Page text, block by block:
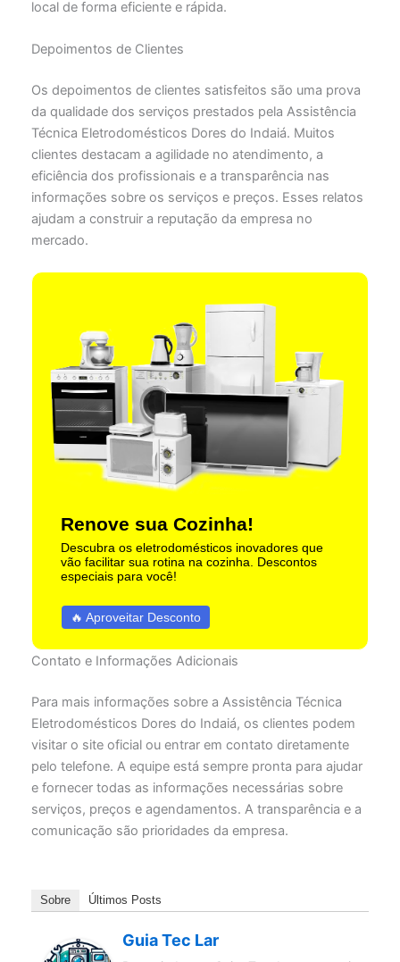
local de forma eficiente e rápida.
Depoimentos de Clientes
Os depoimentos de clientes satisfeitos são uma prova
da qualidade dos serviços prestados pela Assistência
Técnica Eletrodomésticos Dores do Indaiá. Muitos
clientes destacam a agilidade no atendimento, a
eficiência dos profissionais e a transparência nas
informações sobre os serviços e preços. Esses relatos
ajudam a construir a reputação da empresa no
mercado.
Renove sua Cozinha!
Descubra os eletrodomésticos inovadores que
vão facilitar sua rotina na cozinha. Descontos
especiais para você!
🔥 Aproveitar Desconto
Contato e Informações Adicionais
Para mais informações sobre a Assistência Técnica
Eletrodomésticos Dores do Indaiá, os clientes podem
visitar o site oficial ou entrar em contato diretamente
pelo telefone. A equipe está sempre pronta para ajudar
e fornecer todas as informações necessárias sobre
serviços, preços e agendamentos. A transparência e a
comunicação são prioridades da empresa.
Sobre Últimos Posts
Guia Tec Lar